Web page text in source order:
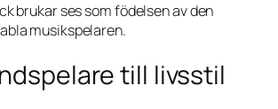
brukar ses som födelsen av den
musikspelaren.
till livsstil